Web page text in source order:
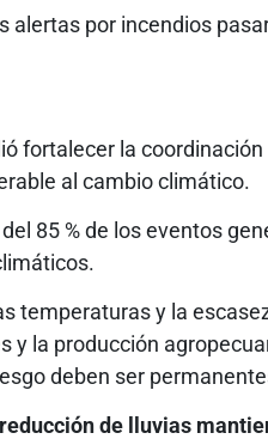
alertas por incendios
fortalecer la
al cambio climático.
85 % de los eventos
temperaturas y la
y la producción
deben ser
de lluvias